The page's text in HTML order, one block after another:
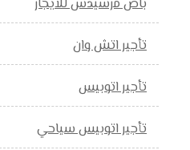
باص مرسيدس للايجار
تأجير اتش وان
تأجير اتوبيس
تأجير اتوبيس سياحي